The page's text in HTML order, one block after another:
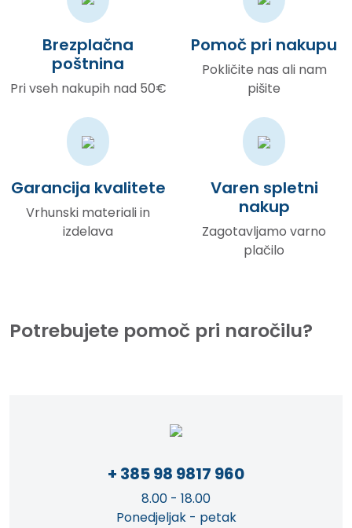
Brezplačna
poštnina
Pri vseh nakupih nad 50€
Pomoč pri nakupu
Pokličite nas ali nam
pišite
Garancija kvalitete
Vrhunski materiali in
izdelava
Varen spletni
nakup
Zagotavljamo varno
plačilo
Potrebujete pomoč pri naročilu?
+ 385 98 9817 960
8.00 - 18.00
Ponedjeljak - petak